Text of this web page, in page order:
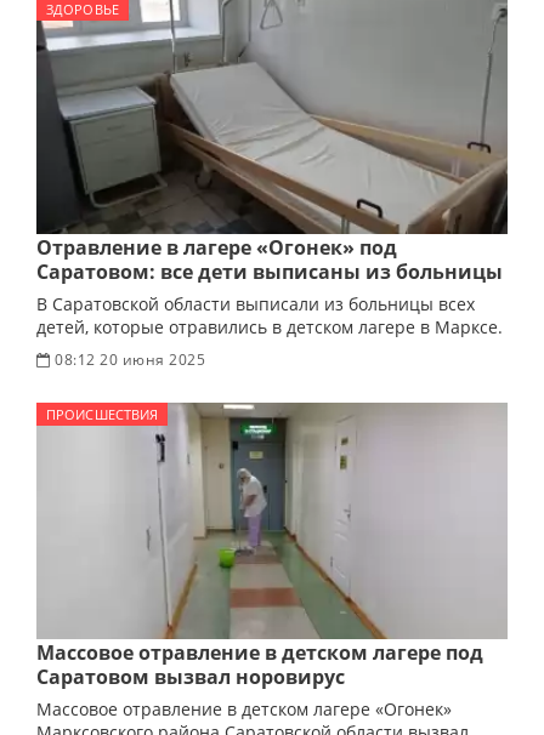
ЗДОРОВЬЕ
Отравление в лагере «Огонек» под
Саратовом: все дети выписаны из больницы
В Саратовской области выписали из больницы всех
детей, которые отравились в детском лагере в Марксе.
08:12 20 июня 2025
ПРОИСШЕСТВИЯ
Массовое отравление в детском лагере под
Саратовом вызвал норовирус
Массовое отравление в детском лагере «Огонек»